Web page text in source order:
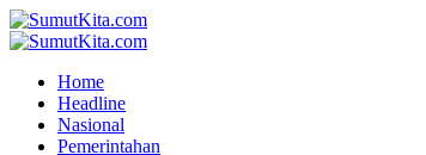
Skip
to
Primary
Home
Headline
Nasional
Pemerintahan